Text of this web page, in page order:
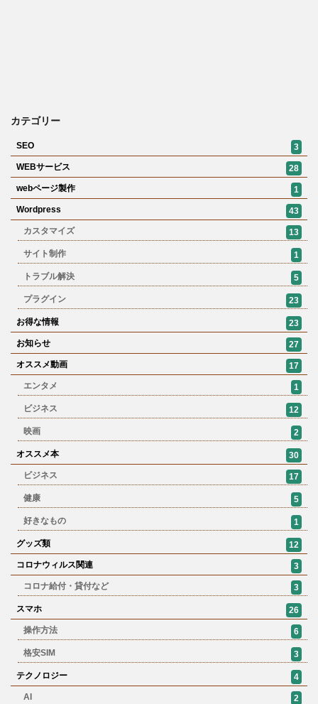
カテゴリー
SEO
3
WEBサービス
28
webページ製作
1
Wordpress
43
カスタマイズ
13
サイト制作 1
トラブル解決 5
プラグイン 23
お得な情報
23
お知らせ
27
オススメ動画
17
エンタメ
1
ビジネス 12
映画 2
オススメ本
30
ビジネス
17
健康 5
好きなもの 1
グッズ類
12
コロナウィルス関連
3
コロナ給付・貸付など
3
スマホ
26
操作方法
6
格安SIM 3
テクノロジー
4
AI
2